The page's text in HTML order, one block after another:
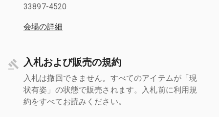
33897-4520
会場の詳細
入札および販売の規約
入札は撤回できません。すべてのアイテムが「現
状有姿」の状態で販売されます。入札前に利用規
約をすべてお読みください。